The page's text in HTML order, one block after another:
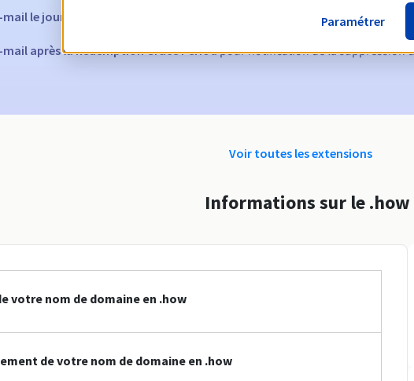
mail le jour de l'expiration pour notification de la suspension du nom de
mail après la Redemption Grace Periodpour notification de la suppression
Voir toutes les extensions
Informations sur le .how
votre nom de domaine en .how
de votre nom de domaine en .how
Paramétrer